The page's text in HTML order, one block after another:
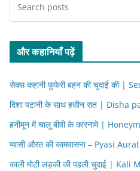
और कहानियाँ पढ़ें
सेक्स कहानी फुफेरी बहन की चुदाई की |
दिशा पटानी के साथ हसीन रात |
हनीमून में चालू बीवी के कारनामे |
प्यासी औरत की कामवासना – Pyasi
काली मोटी लड़की की पहली चुदाई |